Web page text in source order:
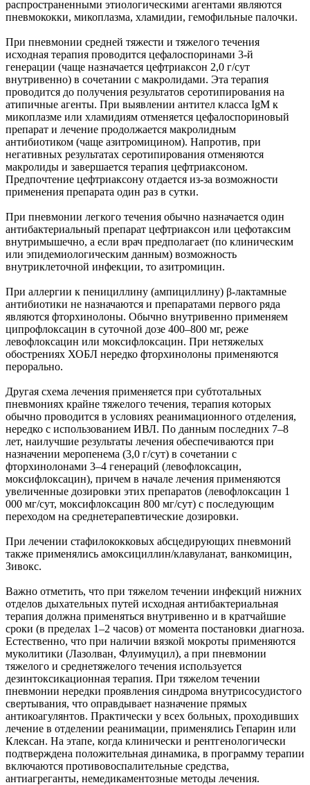
распространенными этиологическими агентами являются
пневмококки, микоплазма, хламидии, гемофильные палочки.
При пневмонии средней тяжести и тяжелого течения
исходная терапия проводится цефалоспоринами 3-й
генерации (чаще назначается цефтриаксон 2,0 г/сут
внутривенно) в сочетании с макролидами. Эта терапия
проводится до получения результатов серотипирования на
атипичные агенты. При выявлении антител класса IgM к
микоплазме или хламидиям отменяется цефалоспориновый
препарат и лечение продолжается макролидным
антибиотиком (чаще азитромицином). Напротив, при
негативных результатах серотипирования отменяются
макролиды и завершается терапия цефтриаксоном.
Предпочтение цефтриаксону отдается из-за возможности
применения препарата один раз в сутки.
При пневмонии легкого течения обычно назначается один
антибактериальный препарат цефтриаксон или цефотаксим
внутримышечно, а если врач предполагает (по клиническим
или эпидемиологическим данным) возможность
внутриклеточной инфекции, то азитромицин.
При аллергии к пенициллину (ампициллину) β-лактамные
антибиотики не назначаются и препаратами первого ряда
являются фторхинолоны. Обычно внутривенно применяем
ципрофлоксацин в суточной дозе 400–800 мг, реже
левофлоксацин или моксифлоксацин. При нетяжелых
обострениях ХОБЛ нередко фторхинолоны применяются
перорально.
Другая схема лечения применяется при субтотальных
пневмониях крайне тяжелого течения, терапия которых
обычно проводится в условиях реанимационного отделения,
нередко с использованием ИВЛ. По данным последних 7–8
лет, наилучшие результаты лечения обеспечиваются при
назначении меропенема (3,0 г/сут) в сочетании с
фторхинолонами 3–4 генераций (левофлоксацин,
моксифлоксацин), причем в начале лечения применяются
увеличенные дозировки этих препаратов (левофлоксацин 1
000 мг/сут, моксифлоксацин 800 мг/сут) с последующим
переходом на среднетерапевтические дозировки.
При лечении стафилококковых абсцедирующих пневмоний
также применялись амоксициллин/клавуланат, ванкомицин,
Зивокс.
Важно отметить, что при тяжелом течении инфекций нижних
отделов дыхательных путей исходная антибактериальная
терапия должна применяться внутривенно и в кратчайшие
сроки (в пределах 1–2 часов) от момента постановки диагноза.
Естественно, что при наличии вязкой мокроты применяются
муколитики (Лазолван, Флуимуцил), а при пневмонии
тяжелого и среднетяжелого течения используется
дезинтоксикационная терапия. При тяжелом течении
пневмонии нередки проявления синдрома внутрисосудистого
свертывания, что оправдывает назначение прямых
антикоагулянтов. Практически у всех больных, проходивших
лечение в отделении реанимации, применялись Гепарин или
Клексан. На этапе, когда клинически и рентгенологически
подтверждена положительная динамика, в программу терапии
включаются противовоспалительные средства,
антиагреганты, немедикаментозные методы лечения.